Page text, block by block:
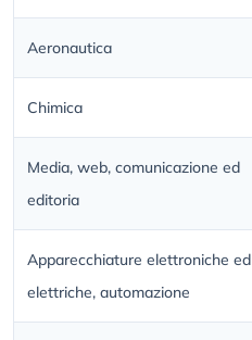
Aeronautica
Chimica
Media, web, comunicazione ed
editoria
Apparecchiature elettroniche ed
elettriche, automazione